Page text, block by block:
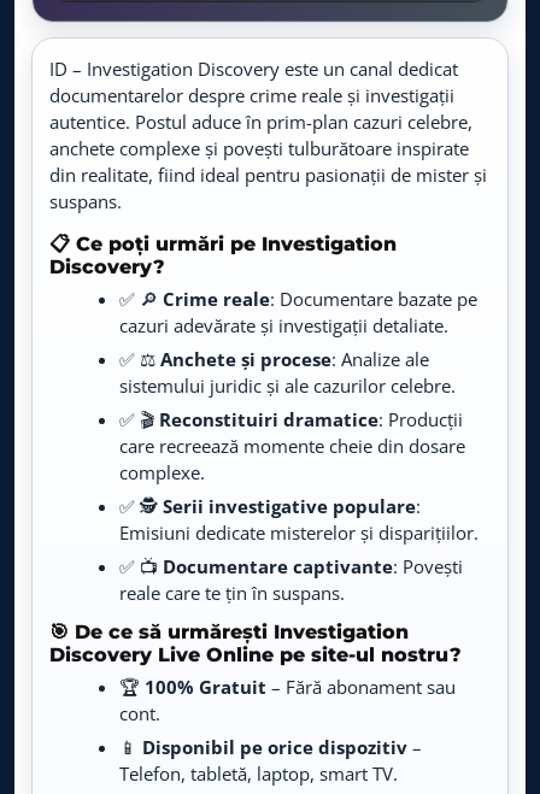
Food Network LIVE
Prima World LIVE
Love Nature
Fastion TV
Live TV
Agro TV
Live TV
Animal Planet LIVE
Cinethronix
Live TV
LIVE
E-Entertainment
Live TV
Prima History
Live TV
Travel Mix
16:00 – 16:59 Criminalul de lângă mine
17:00 – 17:59 Criminalul de lângă mine
18:00 – 18:59 Anchetele unei detective
19:00 – 20:59 Aaron Hernandez și crimele din Bristol
21:00 – 21:59
22:00 – 22:59 Crime devastatoare
23:00 – 00:59
01:00 – 01:59 Crime devastatoare
02:00 – 02:59 Secrete criminale
03:00 – 03:59 Secrete criminale
ID – Investigation Discovery este un canal dedicat
documentarelor despre crime reale și investigații
autentice. Postul aduce în prim-plan cazuri celebre,
anchete complexe și povești tulburătoare inspirate
din realitate, fiind ideal pentru pasionații de mister și
suspans.
📋 Ce poți urmări pe Investigation
Discovery?
✅ 🔎 Crime reale: Documentare bazate pe
cazuri adevărate și investigații detaliate.
✅ ⚖️ Anchete și procese: Analize ale
sistemului juridic și ale cazurilor celebre.
✅ 🎬 Reconstituiri dramatice: Producții
care recreează momente cheie din dosare
complexe.
✅ 🕵️ Serii investigative populare:
Emisiuni dedicate misterelor și disparițiilor.
✅ 📺 Documentare captivante: Povești
reale care te țin în suspans.
🎯 De ce să urmărești Investigation
Discovery Live Online pe site-ul nostru?
🏆 100% Gratuit – Fără abonament sau
cont.
📱 Disponibil pe orice dispozitiv –
Telefon, tabletă, laptop, smart TV.